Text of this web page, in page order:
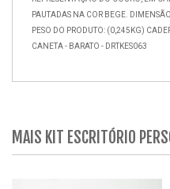
PAUTADAS NA COR BEGE.
PESO DO PRODUTO: (0,245KG)
CANETA - BARATO - DRTKES063
MAIS KIT ESCRITÓRIO